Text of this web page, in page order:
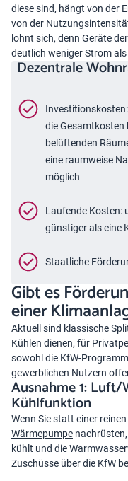
diese sind, hängt von der
von der
lohnt sich, denn Geräte
deutlich weniger Strom
Dezentrale
die Gesamtkosten
belüftenden
eine raumweise
möglich
Laufende Kosten:
günstiger als eine
Staatliche
Gibt es
einer
Aktuell sind klassische
Kühlen dienen, für
sowohl die KfW-
gewerblichen Nutzern
Ausnahme 1:
Kühlfunktion
Wenn Sie statt einer
Wärmepumpe
kühlt und die
Zuschüsse über die KfW